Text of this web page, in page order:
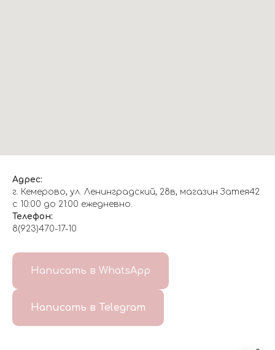
Адрес:
г. Кемерово, ул. Ленинградский, 28в, магазин Затея42
с 10:00 до 21:00 ежедневно.
Телефон:
8(923)470-17-10
Написать в WhatsApp
Написать в Telegram
ДОСТАВКА/